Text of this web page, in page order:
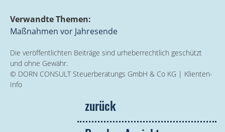
Verwandte Themen:
Maßnahmen vor Jahresende
Die veröffentlichten Beiträge sind urheberrechtlich geschützt
und ohne Gewähr.
© DORN CONSULT Steuerberatungs GmbH & Co KG | Klienten-
Info
zurück